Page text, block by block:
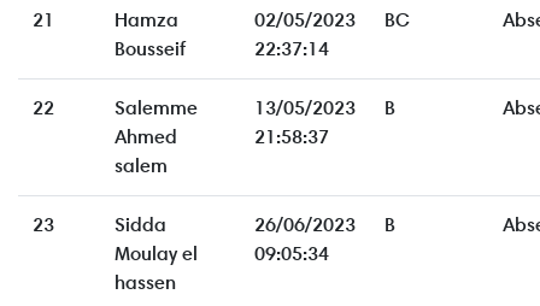
21
Hamza
Bousseif
02/05/2023
22:37:14
BC
22
Salemme
Ahmed
salem
13/05/2023
21:58:37
B
23
Sidda
Moulay el
hassen
26/06/2023
09:05:34
B